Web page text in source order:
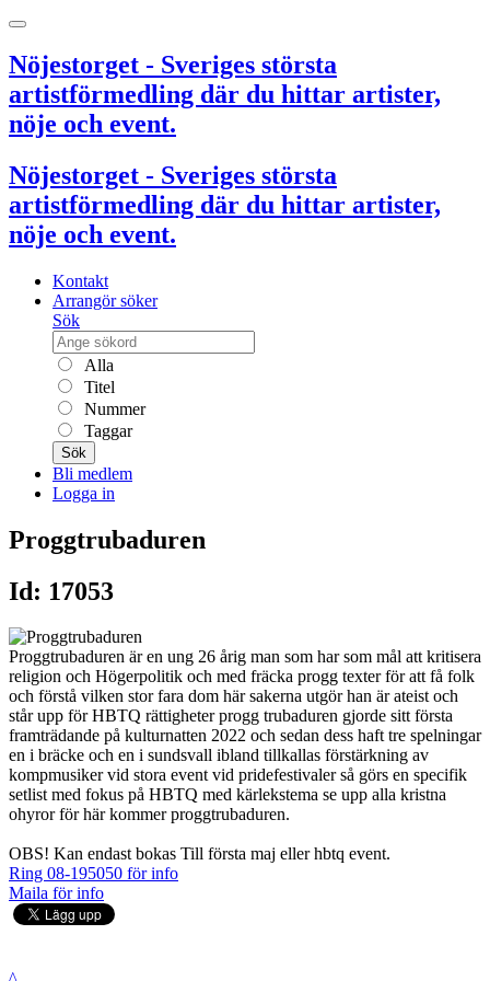
Nöjestorget - Sveriges största
artistförmedling där du hittar artister,
nöje och event.
Nöjestorget - Sveriges största
artistförmedling där du hittar artister,
nöje och event.
Kontakt
Arrangör söker
Sök
Alla
Titel
Nummer
Taggar
Sök
Bli medlem
Logga in
Proggtrubaduren
Id: 17053
Proggtrubaduren är en ung 26 årig man som har som mål att kritisera
religion och Högerpolitik och med fräcka progg texter för att få folk
och förstå vilken stor fara dom här sakerna utgör han är ateist och
står upp för HBTQ rättigheter progg trubaduren gjorde sitt första
framträdande på kulturnatten 2022 och sedan dess haft tre spelningar
en i bräcke och en i sundsvall ibland tillkallas förstärkning av
kompmusiker vid stora event vid pridefestivaler så görs en specifik
setlist med fokus på HBTQ med kärlekstema se upp alla kristna
ohyror för här kommer proggtrubaduren.
OBS! Kan endast bokas Till första maj eller hbtq event.
Ring 08-195050 för info
Maila för info